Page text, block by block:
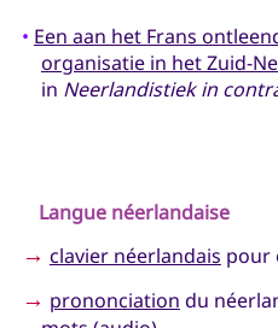
• Een aan het Frans
organisatie in het Zuid-
in Neerlandistiek in
Langue néerlandaise
→ clavier néerlandais pour
→ prononciation du